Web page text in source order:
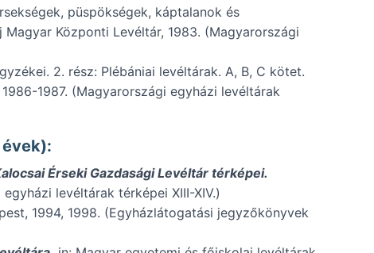
püspökségek, káptalanok és
Központi Levéltár, 1983. (Magyarországi
2. rész: Plébániai levéltárak. A, B, C kötet.
1987. (Magyarországi egyházi levéltárak
Érseki Gazdasági Levéltár térképei.
levéltárak térképei XIII-XIV.)
1994, 1998. (Egyházlátogatási jegyzőkönyvek